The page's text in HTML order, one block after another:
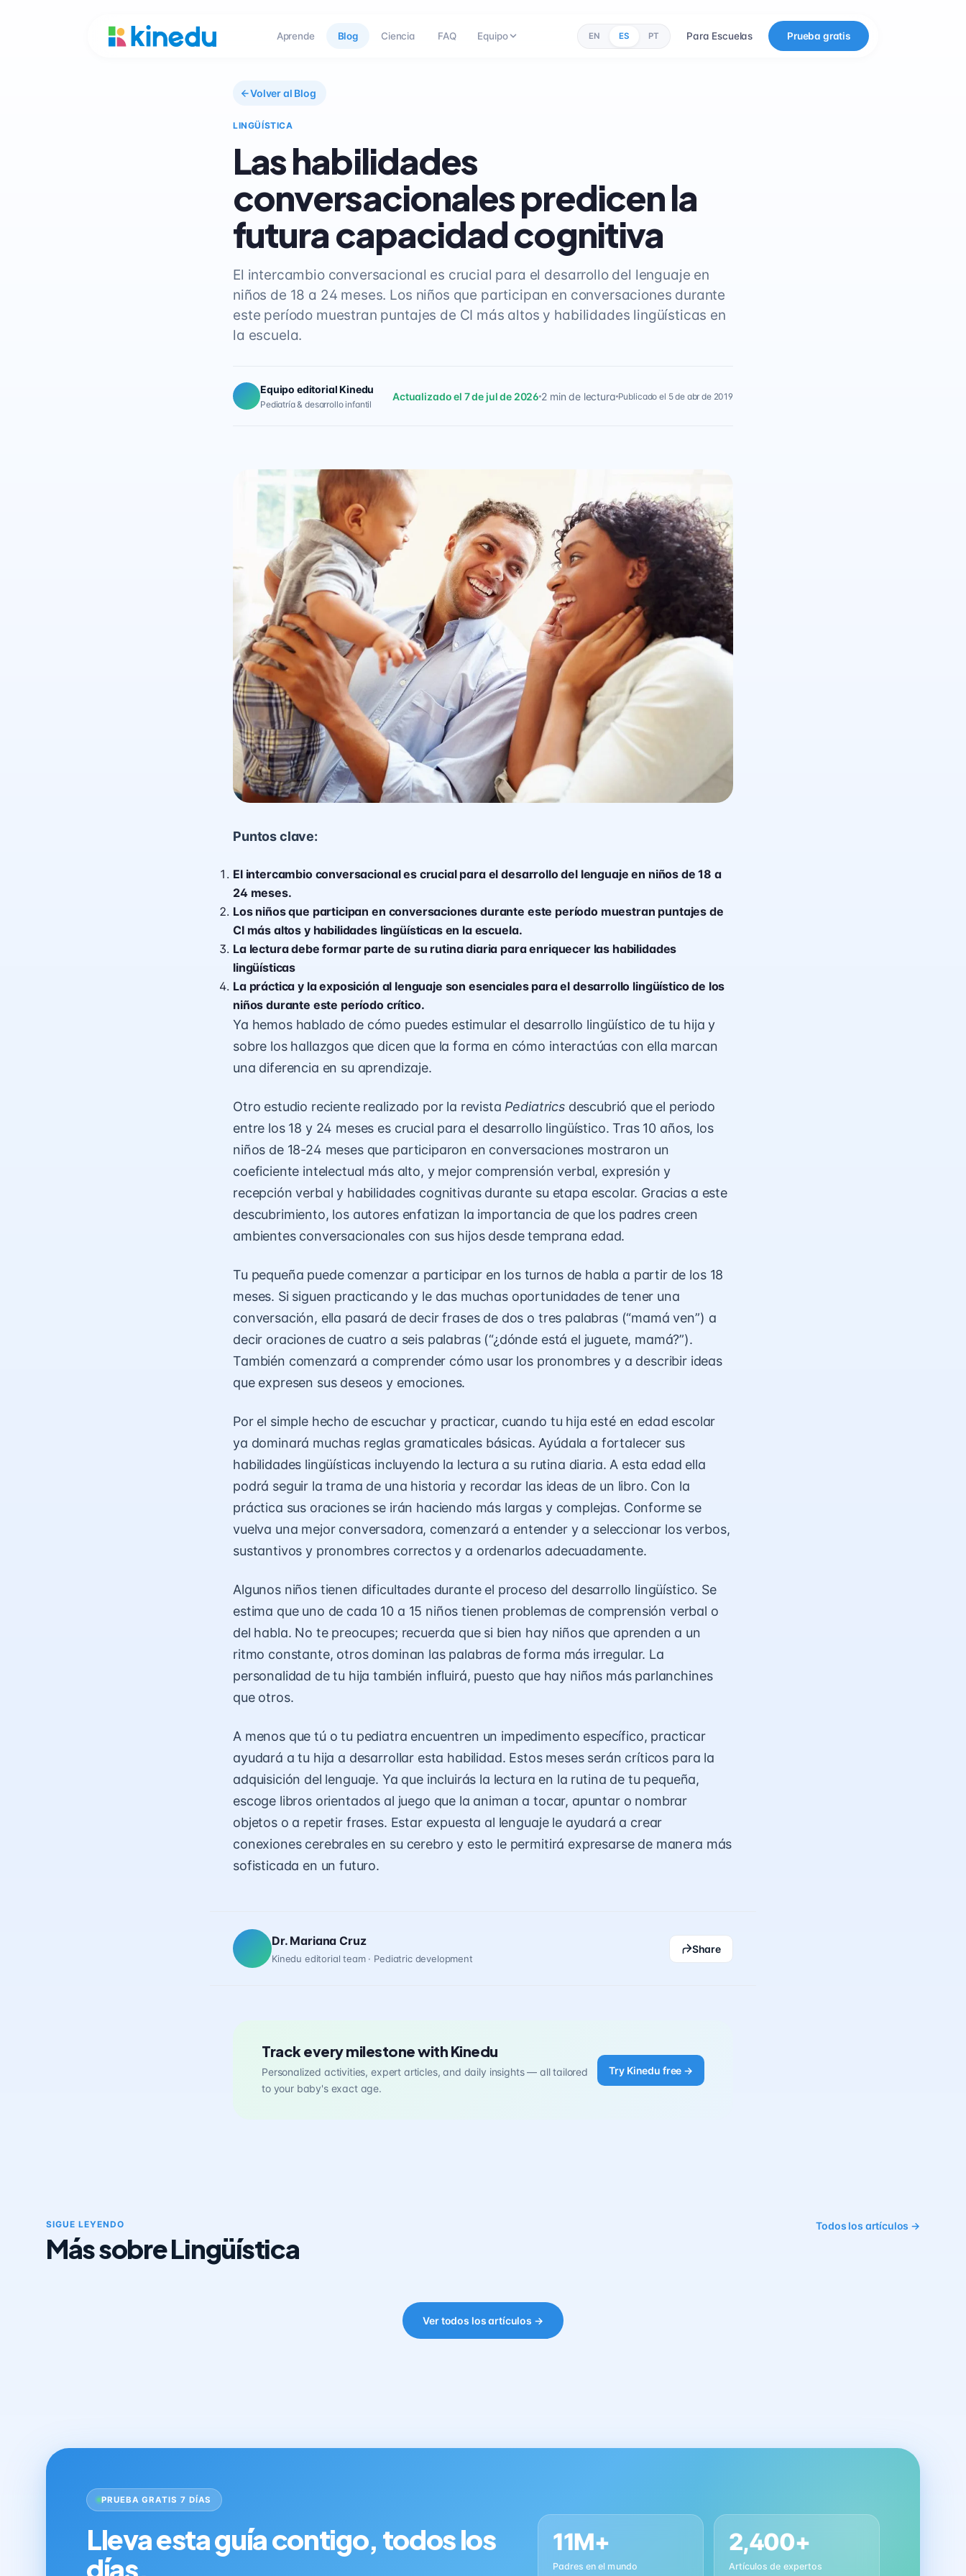
Aprende Blog Ciencia FAQ Equipo EN ES PT Para Escuelas Prueba gratis
Volver al Blog
LINGÜÍSTICA
Las habilidades
conversacionales predicen la
futura capacidad cognitiva
El intercambio conversacional es crucial para el desarrollo del lenguaje en
niños de 18 a 24 meses. Los niños que participan en conversaciones durante
este período muestran puntajes de CI más altos y habilidades lingüísticas en
la escuela.
Equipo editorial Kinedu
Pediatría & desarrollo infantil
Actualizado el 7 de jul de 2026 2 min de lectura Publicado el 5 de abr de 2019
Puntos clave:
El intercambio conversacional es crucial para el desarrollo del lenguaje en niños de 18 a
24 meses.
Los niños que participan en conversaciones durante este período muestran puntajes de
CI más altos y habilidades lingüísticas en la escuela.
La lectura debe formar parte de su rutina diaria para enriquecer las habilidades
lingüísticas
La práctica y la exposición al lenguaje son esenciales para el desarrollo lingüístico de los
niños durante este período crítico.
Ya hemos hablado de cómo puedes estimular el desarrollo lingüístico de tu hija y
sobre los hallazgos que dicen que la forma en cómo interactúas con ella marcan
una diferencia en su aprendizaje.
Otro estudio reciente realizado por la revistaPediatricsdescubrió que el periodo
entre los 18 y 24 meses es crucial para el desarrollo lingüístico. Tras 10 años, los
niños de 18-24 meses que participaron en conversaciones mostraron un
coeficiente intelectual más alto, y mejor comprensión verbal, expresión y
recepción verbal y habilidades cognitivas durante su etapa escolar. Gracias a este
descubrimiento, los autores enfatizan la importancia de que los padres creen
ambientes conversacionales con sus hijos desde temprana edad.
Tu pequeña puede comenzar a participar en los turnos de habla a partir de los 18
meses. Si siguen practicando y le das muchas oportunidades de tener una
conversación, ella pasará de decir frases de dos o tres palabras (“mamá ven”) a
decir oraciones de cuatro a seis palabras (“¿dónde está el juguete, mamá?”).
También comenzará a comprender cómo usar los pronombres y a describir ideas
que expresen sus deseos y emociones.
Por el simple hecho de escuchar y practicar, cuando tu hija esté en edad escolar
ya dominará muchas reglas gramaticales básicas. Ayúdala a fortalecer sus
habilidades lingüísticas incluyendo la lectura a su rutina diaria. A esta edad ella
podrá seguir la trama de una historia y recordar las ideas de un libro. Con la
práctica sus oraciones se irán haciendo más largas y complejas. Conforme se
vuelva una mejor conversadora, comenzará a entender y a seleccionar los verbos,
sustantivos y pronombres correctos y a ordenarlos adecuadamente.
Algunos niños tienen dificultades durante el proceso del desarrollo lingüístico. Se
estima que uno de cada 10 a 15 niños tienen problemas de comprensión verbal o
del habla. No te preocupes; recuerda que si bien hay niños que aprenden a un
ritmo constante, otros dominan las palabras de forma más irregular. La
personalidad de tu hija también influirá, puesto que hay niños más parlanchines
que otros.
A menos que tú o tu pediatra encuentren un impedimento específico, practicar
ayudará a tu hija a desarrollar esta habilidad. Estos meses serán críticos para la
adquisición del lenguaje. Ya que incluirás la lectura en la rutina de tu pequeña,
escoge libros orientados al juego que la animan a tocar, apuntar o nombrar
objetos o a repetir frases. Estar expuesta al lenguaje le ayudará a crear
conexiones cerebrales en su cerebro y esto le permitirá expresarse de manera más
sofisticada en un futuro.
Dr. Mariana Cruz
Kinedu editorial team · Pediatric development
Share
Track every milestone with Kinedu
Personalized activities, expert articles, and daily insights — all tailored
to your baby's exact age.
Try Kinedu free →
SIGUE LEYENDO
Más sobre Lingüística
Todos los artículos →
Ver todos los artículos →
PRUEBA GRATIS 7 DÍAS
Lleva esta guía contigo, todos los
días.
11M+
Padres en el mundo
2,400+
Artículos de expertos